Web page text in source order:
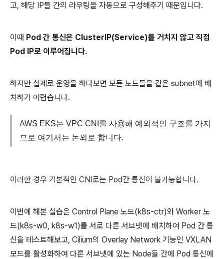
고, 해당 IP들 간의 라우팅을 자동으로 구성해주기 때문입니다.
이때 Pod 간 통신은 ClusterIP(Service)를 거치지 않고 직접
Pod IP로 이루어집니다.
하지만 실제로 운영을 하다보면 모든 노드들을 같은 subnet에 배
치하기 어렵습니다.
AWS EKS는 VPC CNI를 사용해 예외적인 구조를 가지
므로 여기서는 논외로 합니다.
이러한 경우 기본적인 CNI로는 Pod간 통신이 불가능합니다.
이번에 해본 실습은 Control Plane 노드(k8s-ctr)와 Worker 노
드(k8s-w0, k8s-w1)를 서로 다른 서브넷에 배치하여 Pod 간 통
신을 테스트해보고, Cilium의 Overlay Network 기능인 VXLAN
모드를 활성화하여 다른 서브넷에 있는 Node들 간에 Pod 통신에